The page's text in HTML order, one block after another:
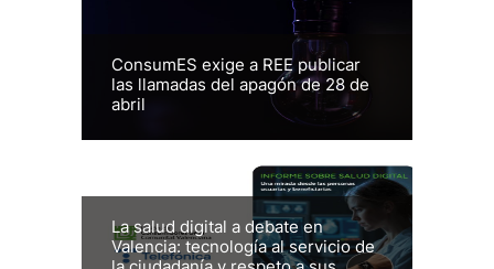
ConsumES exige a REE publicar
las llamadas del apagón de 28 de
abril
La salud digital a debate en
Valencia: tecnología al servicio de